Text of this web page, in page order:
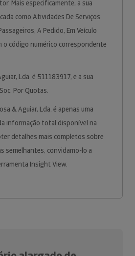
Mais especificamente, a sua
como Atividades De Serviços
A Pedido, Em Veículo
o código numérico correspondente
Lda. é 511183917, e a sua
Por Quotas.
& Aguiar, Lda. é apenas uma
informação total disponível na
detalhes mais completos sobre
semelhantes, convidamo-lo a
Insight View.